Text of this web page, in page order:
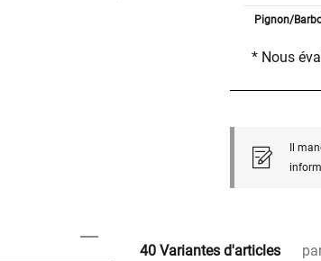
Pignon/
* Nous
Il
40 Variantes d'articles